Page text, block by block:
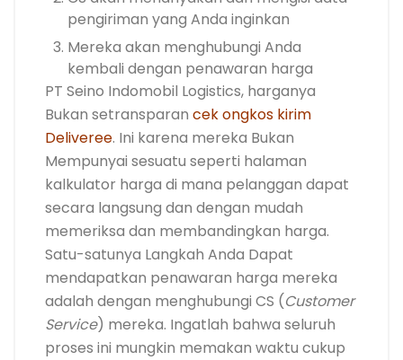
pengiriman yang Anda inginkan
Mereka akan menghubungi Anda
kembali dengan penawaran harga
PT Seino Indomobil Logistics, harganya
Bukan setransparan cek ongkos kirim
Deliveree. Ini karena mereka Bukan
Mempunyai sesuatu seperti halaman
kalkulator harga di mana pelanggan dapat
secara langsung dan dengan mudah
memeriksa dan membandingkan harga.
Satu-satunya Langkah Anda Dapat
mendapatkan penawaran harga mereka
adalah dengan menghubungi CS (Customer
Service) mereka. Ingatlah bahwa seluruh
proses ini mungkin memakan waktu cukup